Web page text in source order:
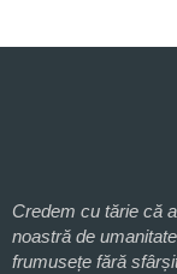
Credem cu tărie că
noastră de
frumusețe fără